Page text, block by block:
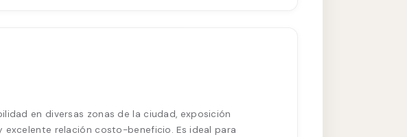
en diversas zonas de la ciudad, exposición
relación costo-beneficio. Es ideal para